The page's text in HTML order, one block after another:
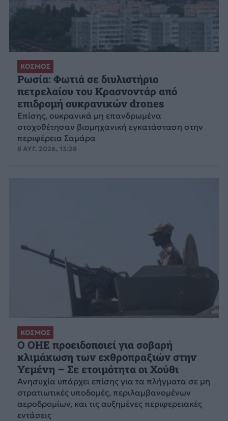
ΚΟΣΜΟΣ
Ρωσία: Φωτιά σε διυλιστήριο
πετρελαίου του Κρασνοντάρ από
επιδρομή ουκρανικών drones
Επίσης, ουκρανικά μη επανδρωμένα
στοχοθέτησαν βιομηχανική εγκατάσταση στην
περιφέρεια Σαμάρα
8 ΑΥΓ. 2026, 13:28
ΚΟΣΜΟΣ
Ο ΟΗΕ προειδοποιεί για σοβαρή
κλιμάκωση των εχθροπραξιών στην
Υεμένη – Σε ετοιμότητα οι Χούθι
Ανησυχία υπάρχει επίσης για τα πλήγματα σε μη
στρατιωτικές υποδομές, περιλαμβανομένων
αεροδρομίων, και τις αυξημένες περιφερειακές
εντάσεις